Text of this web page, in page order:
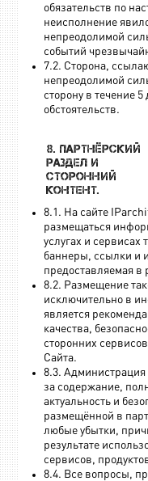
обязательств по
неисполнение
непреодолимой
событий
7.2. Сторона,
непреодолимой
сторону в течение
обстоятельств.
8. Партнёрский
раздел и
сторонний
контент.
8.1. На сайте
размещаться
услугах и
баннеры, ссылки и
предоставляемая в
8.2. Размещение
исключительно в
является
качества,
сторонних
Сайта.
8.3. Администрация
за содержание,
актуальность и
размещённой в
любые убытки,
результате
сервисов,
8.4. Все вопросы,